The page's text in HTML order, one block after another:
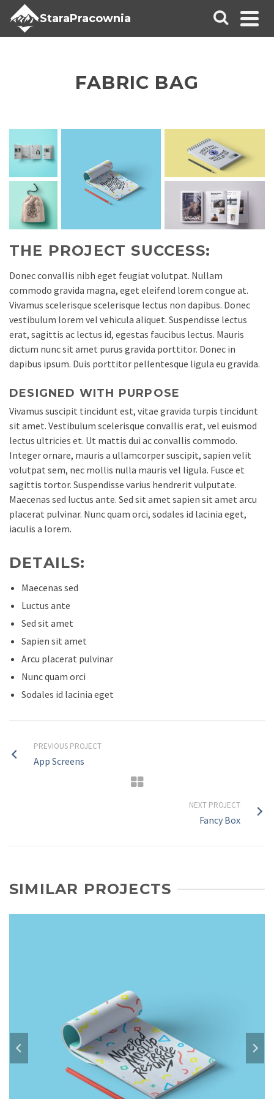
StaraPracownia
FABRIC BAG
THE PROJECT SUCCESS:
Donec convallis nibh eget feugiat volutpat. Nullam
commodo gravida magna, eget eleifend lorem congue at.
Vivamus scelerisque scelerisque lectus non dapibus. Donec
vestibulum lorem vel vehicula aliquet. Suspendisse lectus
erat, sagittis ac lectus id, egestas faucibus lectus. Mauris
dictum nunc sit amet purus gravida porttitor. Donec in
dapibus ipsum. Duis porttitor pellentesque ligula eu gravida.
DESIGNED WITH PURPOSE
Vivamus suscipit tincidunt est, vitae gravida turpis tincidunt
sit amet. Vestibulum scelerisque convallis erat, vel euismod
lectus ultricies et. Ut mattis dui ac convallis commodo.
Integer ornare, mauris a ullamcorper suscipit, sapien velit
volutpat sem, nec mollis nulla mauris vel ligula. Fusce et
sagittis tortor. Suspendisse varius hendrerit vulputate.
Maecenas sed luctus ante. Sed sit amet sapien sit amet arcu
placerat pulvinar. Nunc quam orci, sodales id lacinia eget,
iaculis a lorem.
DETAILS:
Maecenas sed
Luctus ante
Sed sit amet
Sapien sit amet
Arcu placerat pulvinar
Nunc quam orci
Sodales id lacinia eget
PREVIOUS PROJECT
App Screens
NEXT PROJECT
Fancy Box
SIMILAR PROJECTS